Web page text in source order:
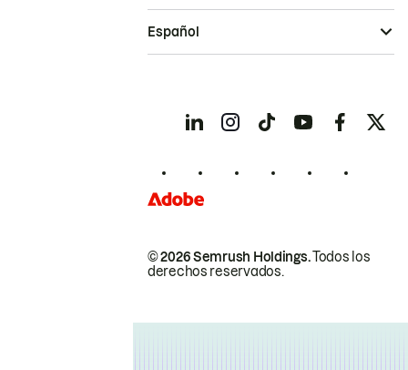
© 2026 Semrush Holdings.Todos los
derechos reservados.
Español